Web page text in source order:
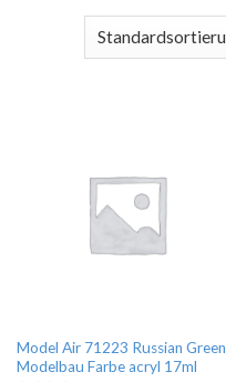
Model Air 71223 Russian Green
Modelbau Farbe acryl 17ml